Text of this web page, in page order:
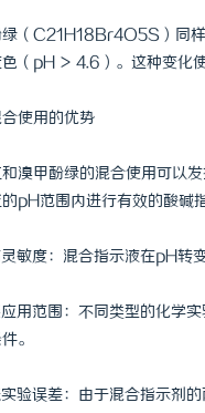
绿（C21H18Br4O5S）同
（pH > 4.6）。这种变化
使用的优势
溴甲酚绿的混合使用可以
pH范围内进行有效的酸碱指
敏度：混合指示液在pH转
用范围：不同类型的化学
。
验误差：由于混合指示剂